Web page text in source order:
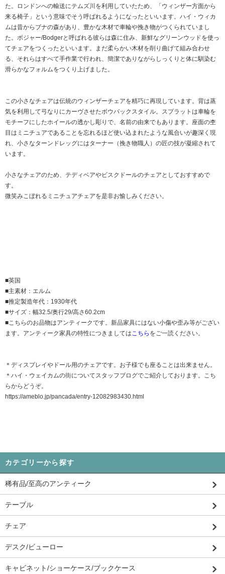
た。ロンドンへの輸送にテムズ川を利用していたため、「ウィンザー方面から
来る椅子」という意味でそう呼ばれるようになったといいます。ハイ・ウィカ
ムは昔からブナの森があり、豊かな木材で車輪や挽き物がつくられていまし
た。ボジャー/Bodgerと呼ばれる彼らは森に住み、新鮮なグリーンウッドを使っ
てチェアをつくったといいます。まだ柔らかい木材を削り曲げて組み合わせ
る、それらはすべて手作業で行われ、簡潔でありながらしっくりと体に馴染む
滑らかなフォルムをつくり上げました。
この小さなチェアは伝統のウィンザーチェアを精巧に再現しています。背は蒸
気を利用して弓なりにカーヴさせたボウバックスタイル。スプラットは車輪を
モチーフにしたホイールの透かし彫りで、名前の由来でもあります。座面の杢
目はミニチュアであることを忘れるほど使い込まれたような風合いが趣深く現
れ、小さなターンドレッグにはターナー（挽き物職人）の匠の技が凝縮されて
います。
小さなチェアのため、テディベアやビスクドールのチェアとしておすすめで
す。
微笑みこぼれるミニチュアチェアを是非お愉しみください。
■英国
■主素材：エルム
■推定製造年代：1930年代
■サイズ：幅32.5/奥行29/高さ60.2cm
■こちらのお品物はアンティークです。新品家具にはない小傷や歪み等がござい
ます。アンティーク家具の特性につきましては こちら をご一読ください。
＊ディスプレイやドール用のチェアです。お子様でも座ることは出来ません。
＊ハイ・ウェイカムの街についてスタッフブログでご紹介しております。こち
らからどうぞ。
https://ameblo.jp/pancada/entry-12082983430.html
カテゴリーから探す
稀有品/至高のアンティーク
テーブル
チェア
デスク/ビューロー
キャビネット/ショーケース/ブックケース